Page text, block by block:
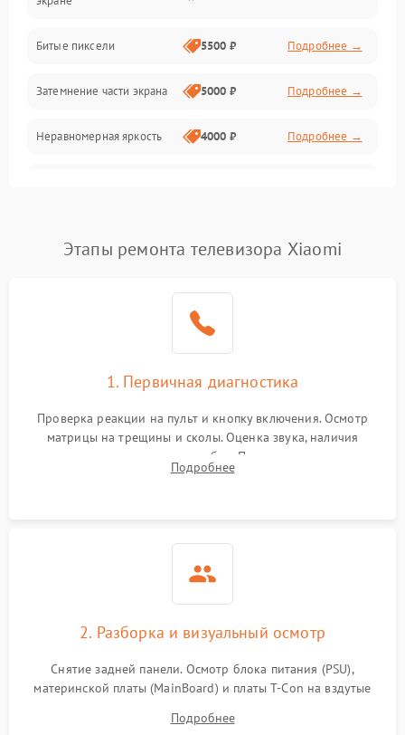
Механические повреждения
Программное обеспечение
Сеть и подключения
Битые пиксели 5500 ₽ Подробнее →
Затемнение части экрана 5000 ₽ Подробнее →
Неравномерная яркость 4000 ₽ Подробнее →
Этапы ремонта телевизора Xiaomi
1. Первичная диагностика
Проверка реакции на пульт и кнопку включения. Осмотр
матрицы на трещины и сколы. Оценка звука, наличия
подсветки и индикаторов ошибок. Подключение тестовых
источников сигнала для выявления симптомов поломки.
Подробнее
2. Разборка и визуальный осмотр
Снятие задней панели. Осмотр блока питания (PSU),
материнской платы (MainBoard) и платы T-Con на вздутые
Проверка надежности фиксации и целостности шлейфов.
Подробнее